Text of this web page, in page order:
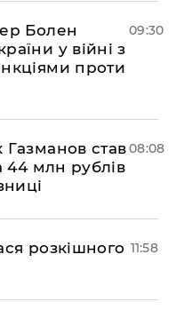
Болен
у війні з
проти
09:30
Газманов став
44 млн рублів
08:08
розкішного 11:58